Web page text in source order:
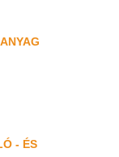
- ÉS